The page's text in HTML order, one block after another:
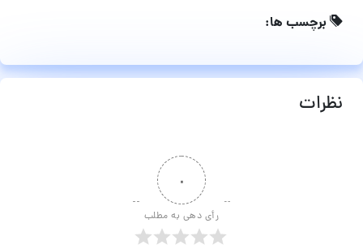
برچسب ها:
نظرات
۰
رأی دهی به مطلب